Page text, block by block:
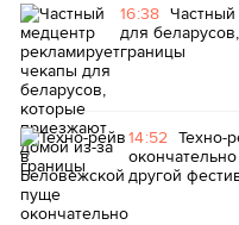
16:38
для
границы
14:52 Техно-
другой